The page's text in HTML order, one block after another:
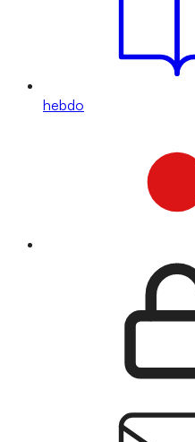
hebdo